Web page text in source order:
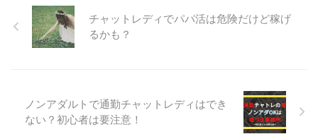
チャットレディでパパ活は危険だけど稼げ
るかも？
ノンアダルトで通勤チャットレディはでき
ない？初心者は要注意！